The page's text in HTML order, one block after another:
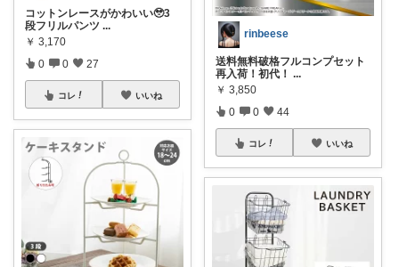
コットンレースがかわいい🥹3
段フリルパンツ ...
￥ 3,170
0 0 27
コレ いいね
rinbeese
送料無料破格フルコンプセット
再入荷！初代！ ...
￥ 3,850
0 0 44
コレ いいね